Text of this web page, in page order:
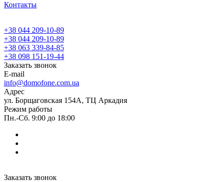
Контакты
+38 044 209-10-89
+38 044 209-10-89
+38 063 339-84-85
+38 098 151-19-44
Заказать звонок
E-mail
info@domofone.com.ua
Адрес
ул. Борщаговская 154А, ТЦ Аркадия
Режим работы
Пн.-Сб. 9:00 до 18:00
Заказать звонок